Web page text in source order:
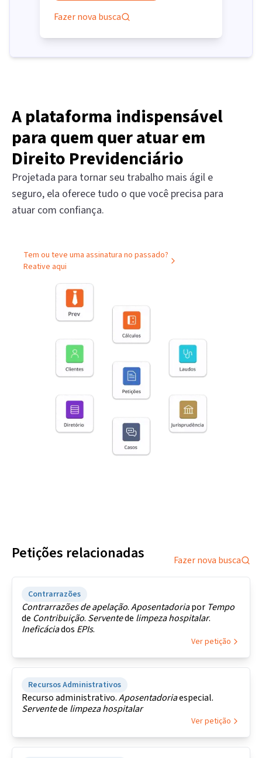
Fazer nova busca
A plataforma indispensável
para quem quer atuar em
Direito Previdenciário
Projetada para tornar seu trabalho mais ágil e
seguro, ela oferece tudo o que você precisa para
atuar com confiança.
Tem ou teve uma assinatura no passado?
Reative aqui
Petições relacionadas Fazer nova busca
Contrarrazões
Contrarrazõesdeapelação.Aposentadoriapor Tempo
de Contribuição. Serventede limpezahospitalar.
Ineficáciados EPIs.
Ver petição
Recursos Administrativos
Recurso administrativo.Aposentadoriaespecial.
Serventede limpezahospitalar
Ver petição